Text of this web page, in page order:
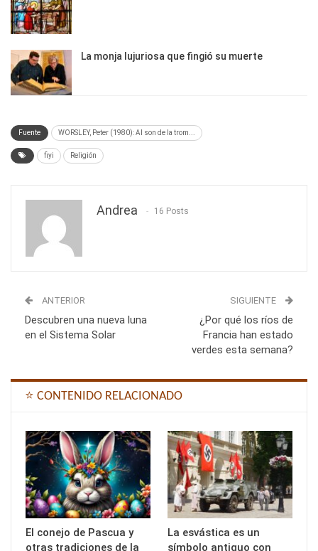
La monja lujuriosa que fingió su muerte
Fuente WORSLEY, Peter (1980): Al son de la trom...
fiyi Religión
Andrea 16 Posts
ANTERIOR
Descubren una nueva luna
en el Sistema Solar
SIGUIENTE
¿Por qué los ríos de
Francia han estado
verdes esta semana?
⭐ CONTENIDO RELACIONADO
El conejo de Pascua y
otras tradiciones de la
La esvástica es un
símbolo antiguo con